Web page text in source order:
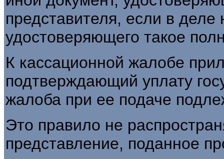
представителя, если в
удостоверяющего такое
К кассационной жалобе
подтверждающий уплату
жалоба при ее подаче
Это правило не
представление, поданное